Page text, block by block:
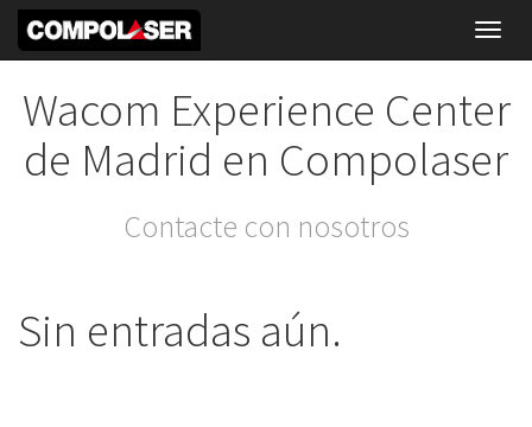
Wacom Experience Center
de Madrid en Compolaser
Contacte con nosotros
Sin entradas aún.